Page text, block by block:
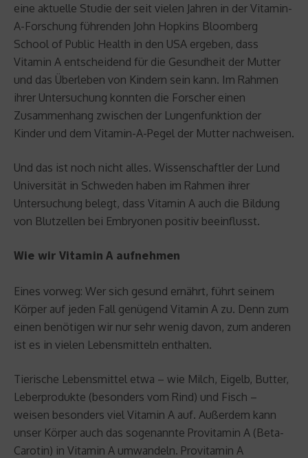
eine aktuelle Studie der seit vielen Jahren in der Vitamin-
A-Forschung führenden John Hopkins Bloomberg
School of Public Health in den USA ergeben, dass
Vitamin A entscheidend für die Gesundheit der Mutter
und das Überleben von Kindern sein kann. Im Rahmen
ihrer Untersuchung konnten die Forscher einen
Zusammenhang zwischen der Lungenfunktion der
Kinder und dem Vitamin-A-Pegel der Mutter nachweisen.
Und das ist noch nicht alles. Wissenschaftler der Lund
Universität in Schweden haben im Rahmen ihrer
Untersuchung belegt, dass Vitamin A auch die Bildung
von Blutzellen bei Embryonen positiv beeinflusst.
Wie wir Vitamin A aufnehmen
Eines vorweg: Wer sich gesund ernährt, führt seinem
Körper auf jeden Fall genügend Vitamin A zu. Denn zum
einen benötigen wir nur sehr wenig davon, zum anderen
ist es in vielen Lebensmitteln enthalten.
Tierische Lebensmittel etwa – wie Milch, Eigelb, Butter,
Leberprodukte (besonders vom Rind) und Fisch –
weisen besonders viel Vitamin A auf. Außerdem kann
unser Körper auch das sogenannte Provitamin A (Beta-
Carotin) in Vitamin A umwandeln. Provitamin A